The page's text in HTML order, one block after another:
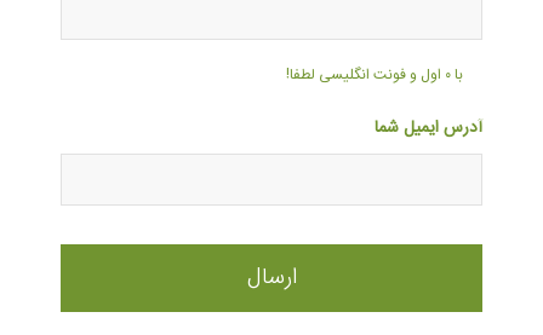
با ۰ اول و فونت انگلیسی لطفا!
آدرس ایمیل شما